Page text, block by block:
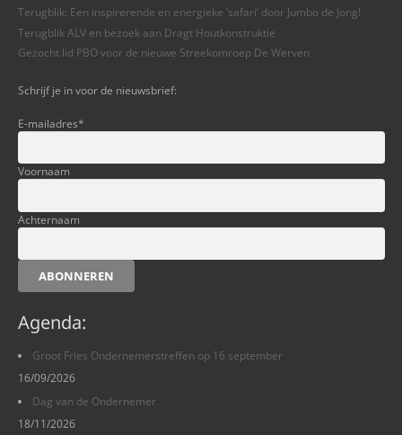
Terugblik: Een inspirerende en energieke ‘safari’ door Jumbo de Jong!
Terugblik ALV en bezoek aan Dragt Houtkonstruktie
Gezocht lid PBO voor de nieuwe Streekomroep De Werven
Schrijf je in voor de nieuwsbrief:
E-mailadres*
Voornaam
Achternaam
ABONNEREN
Agenda:
Groot Fries Ondernemerstreffen op 16 september
16/09/2026
Dag van de Ondernemer
18/11/2026